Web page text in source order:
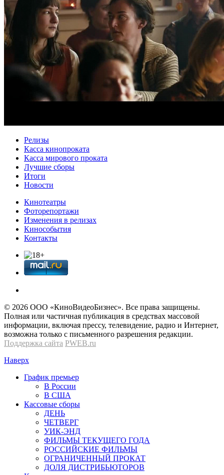
Релизы
Касса кинопроката
Касса мирового проката
Лучшие сборы
Итоги
Новости
Кинотеатры
Фоторепортажи
Изменения в релизах
Кинособытия
Контакты
© 2026 OOО «КиноВидеоБизнес». Все права защищены.
Полная или частичная публикация в средствах массовой
информации, включая прессу, телевидение, радио и Интернет,
возможна только с письменного разрешения редакции.
Поддержка сайта PWEB.ru
Наверх
График премьер
В России
В США
Кассовые сборы
ДЕНЬ
ЧЕТВЕРГ
УИК-ЭНД
ФИЛЬМЫ ТЕКУЩЕГО ГОДА
РОССИЙСКИЕ ФИЛЬМЫ
ОГРАНИЧЕННЫЙ ПРОКАТ
ДОЛЯ ДИСТРИБЬЮТОРОВ